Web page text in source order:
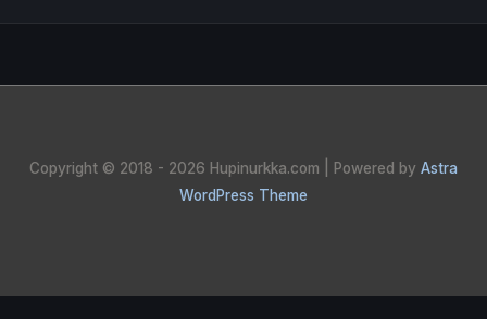
Copyright © 2018 - 2026 Hupinurkka.com | Powered by Astra
WordPress Theme